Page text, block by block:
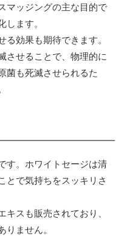
マッジングの主な目的で
ます。
効果も期待できます。
させることで、物理的に
菌も死滅させられるた
す。ホワイトセージは清
とで気持ちをスッキリさ
スも販売されており、
ません。